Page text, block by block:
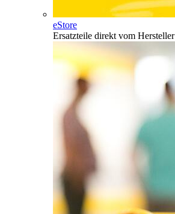
eStore
Ersatzteile direkt vom Hersteller